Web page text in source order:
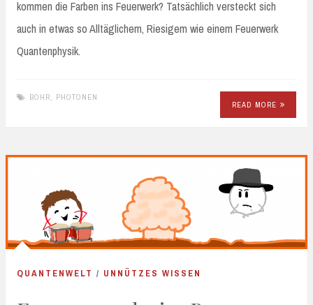
kommen die Farben ins Feuerwerk? Tatsächlich versteckt sich
auch in etwas so Alltäglichem, Riesigem wie einem Feuerwerk
Quantenphysik.
BOHR, PHOTONEN
READ MORE
QUANTENWELT / UNNÜTZES WISSEN